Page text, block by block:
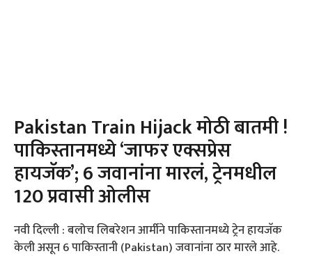
Pakistan Train Hijack मोठी बातमी !
पाकिस्तानमध्ये ‘जाफर एक्सप्रेस
हायजॅक’; 6 जवानांना मारलं, ट्रेनमधील
120 प्रवासी ओलीस
नवी दिल्ली : बलोच लिबरेशन आर्मीने पाकिस्तानमध्ये ट्रेन हायजॅक
केली असून 6 पाकिस्तानी (Pakistan) जवानांना ठार मारले आहे.